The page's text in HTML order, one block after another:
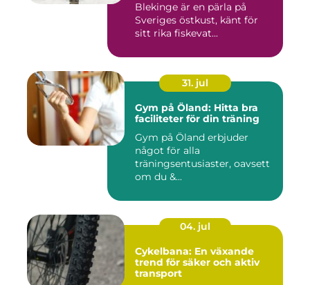
Blekinge är en pärla på
Sveriges östkust, känt för
sitt rika fiskevat...
31. jul
Gym på Öland: Hitta bra
faciliteter för din träning
Gym på Öland erbjuder
något för alla
träningsentusiaster, oavsett
om du &...
04. jul
Cykelbana: En växande
trend för säker och aktiv
transport